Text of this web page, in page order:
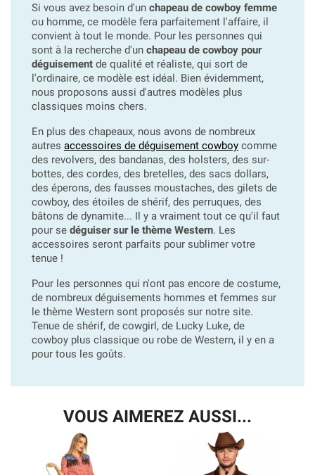
Si vous avez besoin d'un chapeau de cowboy femme
ou homme, ce modèle fera parfaitement l'affaire, il
convient à tout le monde. Pour les personnes qui
sont à la recherche d'un chapeau de cowboy pour
déguisement de qualité et réaliste, qui sort de
l'ordinaire, ce modèle est idéal. Bien évidemment,
nous proposons aussi d'autres modèles plus
classiques moins chers.
En plus des chapeaux, nous avons de nombreux
autres accessoires de déguisement cowboy comme
des revolvers, des bandanas, des holsters, des sur-
bottes, des cordes, des bretelles, des sacs dollars,
des éperons, des fausses moustaches, des gilets de
cowboy, des étoiles de shérif, des perruques, des
bâtons de dynamite... Il y a vraiment tout ce qu'il faut
pour se déguiser sur le thème Western. Les
accessoires seront parfaits pour sublimer votre
tenue !
Pour les personnes qui n'ont pas encore de costume,
de nombreux déguisements hommes et femmes sur
le thème Western sont proposés sur notre site.
Tenue de shérif, de cowgirl, de Lucky Luke, de
cowboy plus classique ou robe de Western, il y en a
pour tous les goûts.
VOUS AIMEREZ AUSSI...